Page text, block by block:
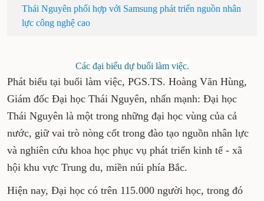
Thái Nguyên phối hợp với Samsung phát triển nguồn nhân
lực công nghệ cao
Các đại biểu dự buổi làm việc.
Phát biểu tại buổi làm việc, PGS.TS. Hoàng Văn Hùng,
Giám đốc Đại học Thái Nguyên, nhấn mạnh: Đại học
Thái Nguyên là một trong những đại học vùng của cả
nước, giữ vai trò nòng cốt trong đào tạo nguồn nhân lực
và nghiên cứu khoa học phục vụ phát triển kinh tế - xã
hội khu vực Trung du, miền núi phía Bắc.
Hiện nay, Đại học có trên 115.000 người học, trong đó